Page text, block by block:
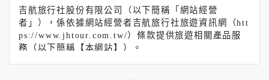
吉航旅行社股份有限公司（以下簡稱「網站經營
者」），係依據網站經營者吉航旅行社旅遊資訊網（htt
ps://www.jhtour.com.tw/）條款提供旅遊相關產品服
務（以下簡稱【本網站】）。